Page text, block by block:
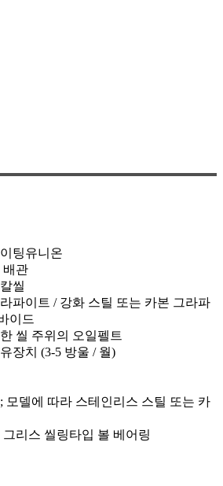
팅유니온
배관
씰
파이트 / 강화 스틸 또는 카본 그라파
이드
씰 주위의 오일펠트
장치 (3-5 방울 / 월)
모델에 따라 스테인리스 스틸 또는 카
리스 씰링타입 볼 베어링